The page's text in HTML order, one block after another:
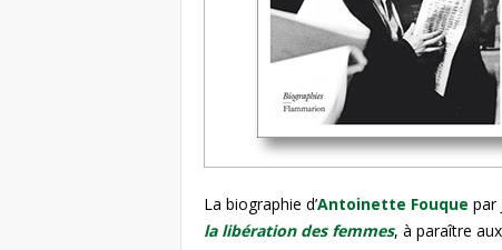
e
m
e
La biographie d’Antoinette Fouque par
la libération des femmes, à paraître